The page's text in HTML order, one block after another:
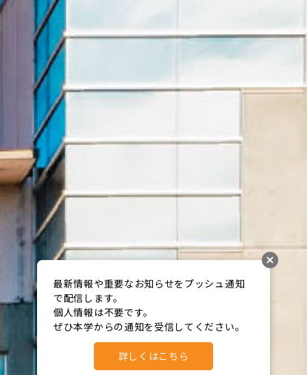
最新情報や重要なお知らせをプッシュ通知
で配信します。
個人情報は不要です。
ぜひ本学からの通知を受信してください。
詳しくはこちら